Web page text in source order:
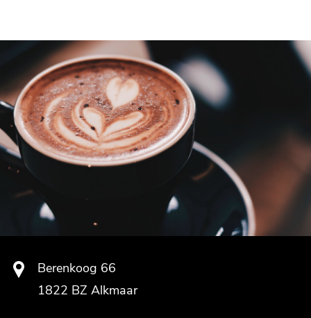
Berenkoog 66
1822 BZ Alkmaar